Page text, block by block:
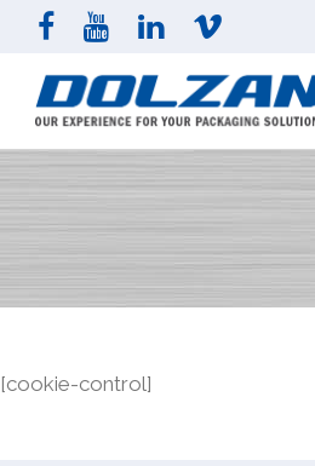
[cookie-control]